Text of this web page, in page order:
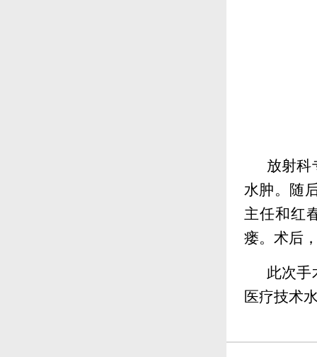
放射科
水肿。 随
主任和红
瘘。术后
此次手
医疗技术